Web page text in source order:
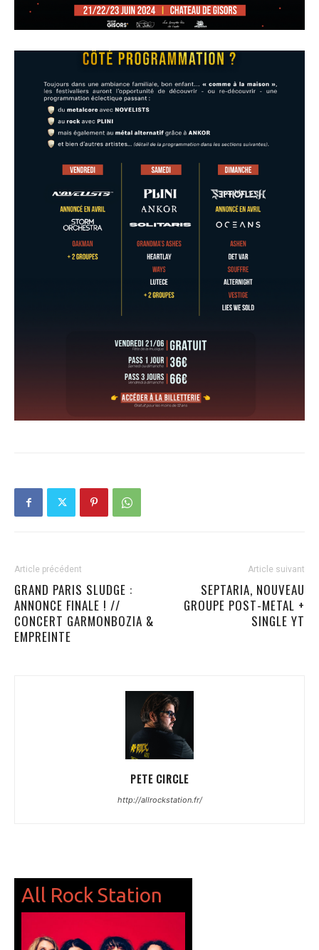
Article précédent
GRAND PARIS SLUDGE :
ANNONCE FINALE ! //
CONCERT GARMONBOZIA &
EMPREINTE
Article suivant
SEPTARIA, NOUVEAU
GROUPE POST-METAL +
SINGLE YT
PETE CIRCLE
http://allrockstation.fr/